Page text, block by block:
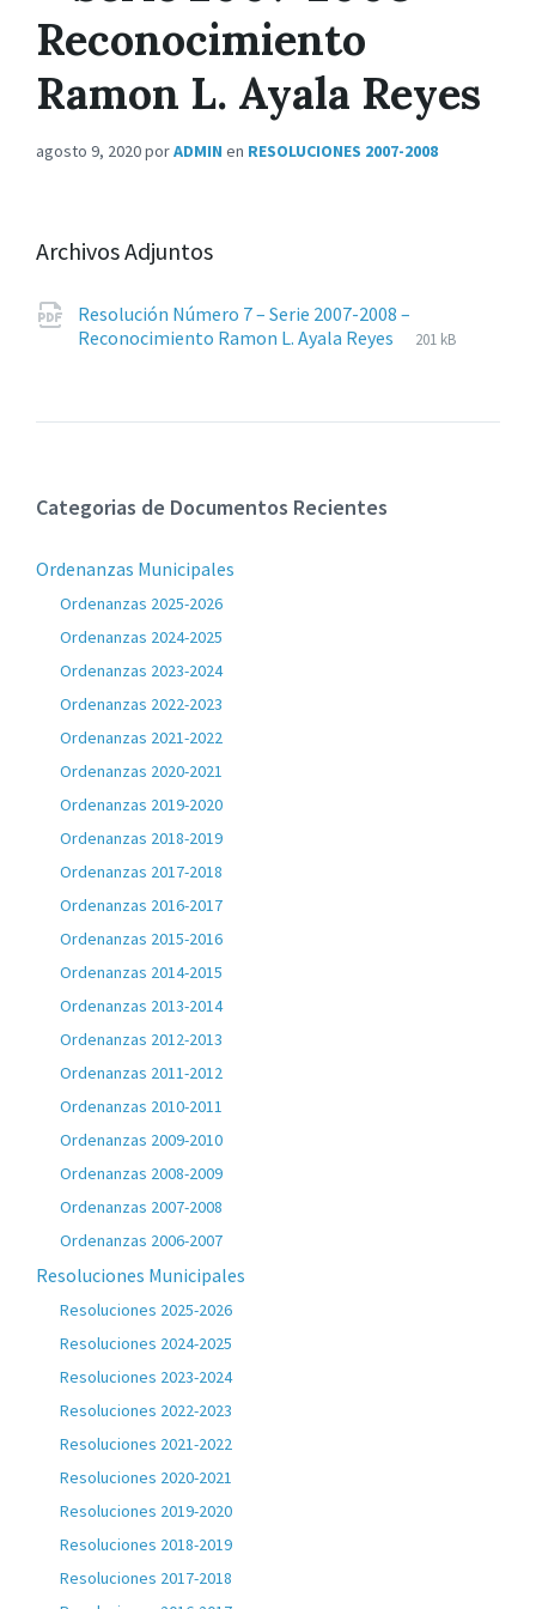
Reconocimiento
Ramon L. Ayala Reyes
agosto 9, 2020porADMIN en RESOLUCIONES 2007-2008
Archivos Adjuntos
Resolución Número 7 – Serie 2007-2008 –
Reconocimiento Ramon L. Ayala Reyes
Extensiones
pdf
Tamaño
201 kB
Categorias de Documentos Recientes
Ordenanzas Municipales
Ordenanzas 2025-2026
Ordenanzas 2024-2025
Ordenanzas 2023-2024
Ordenanzas 2022-2023
Ordenanzas 2021-2022
Ordenanzas 2020-2021
Ordenanzas 2019-2020
Ordenanzas 2018-2019
Ordenanzas 2017-2018
Ordenanzas 2016-2017
Ordenanzas 2015-2016
Ordenanzas 2014-2015
Ordenanzas 2013-2014
Ordenanzas 2012-2013
Ordenanzas 2011-2012
Ordenanzas 2010-2011
Ordenanzas 2009-2010
Ordenanzas 2008-2009
Ordenanzas 2007-2008
Ordenanzas 2006-2007
Resoluciones Municipales
Resoluciones 2025-2026
Resoluciones 2024-2025
Resoluciones 2023-2024
Resoluciones 2022-2023
Resoluciones 2021-2022
Resoluciones 2020-2021
Resoluciones 2019-2020
Resoluciones 2018-2019
Resoluciones 2017-2018